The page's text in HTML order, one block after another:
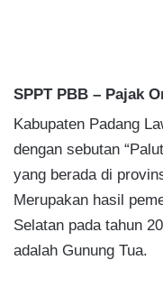
SPPT PBB – Pajak
Kabupaten Padang
dengan sebutan
yang berada di
Merupakan hasil
Selatan pada tahun
adalah Gunung Tua.